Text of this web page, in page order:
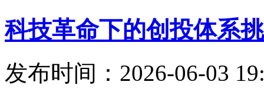
科技革命下的创投体系
发布时间：2026-06-03